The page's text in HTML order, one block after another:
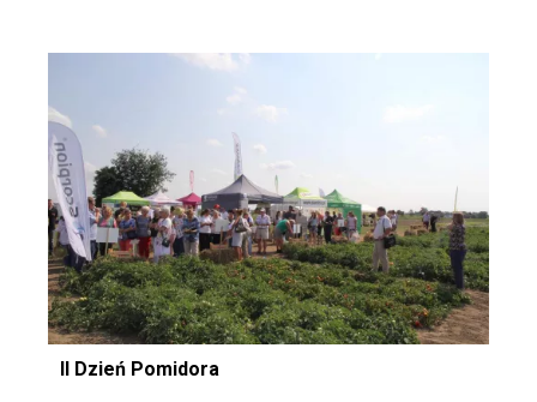
II Dzień Pomidora